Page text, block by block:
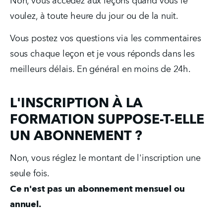
voulez, à toute heure du jour ou de la nuit.
Vous postez vos questions via les commentaires
sous chaque leçon et je vous réponds dans les
meilleurs délais. En général en moins de 24h.
L'INSCRIPTION À LA
FORMATION SUPPOSE-T-ELLE
UN ABONNEMENT ?
Non, vous réglez le montant de l'inscription une
seule fois.
Ce n'est pas un abonnement mensuel ou
annuel.